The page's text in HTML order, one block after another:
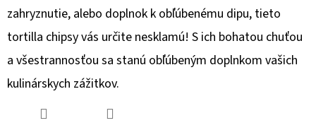
zahryznutie, alebo doplnok k obľúbenému dipu, tieto
tortilla chipsy vás určite nesklamú! S ich bohatou chuťou
a všestrannosťou sa stanú obľúbeným doplnkom vašich
kulinárskych zážitkov.